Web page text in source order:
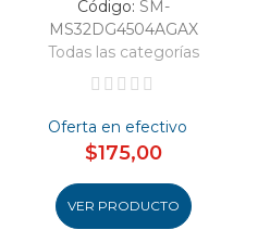
Código: SM-
MS32DG4504AGAX
Todas las categorías
Oferta en efectivo
$175,00
VER PRODUCTO